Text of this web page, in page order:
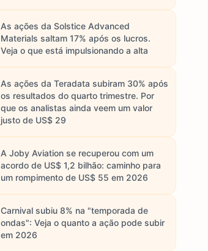
As ações da Solstice Advanced
Materials saltam 17% após os lucros.
Veja o que está impulsionando a alta
As ações da Teradata subiram 30% após
os resultados do quarto trimestre. Por
que os analistas ainda veem um valor
justo de US$ 29
A Joby Aviation se recuperou com um
acordo de US$ 1,2 bilhão: caminho para
um rompimento de US$ 55 em 2026
Carnival subiu 8% na "temporada de
ondas": Veja o quanto a ação pode subir
em 2026